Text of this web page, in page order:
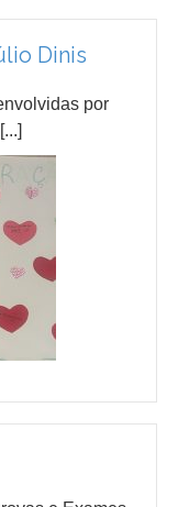
Dinis
por